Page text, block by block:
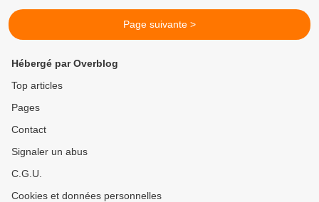
Page suivante >
Hébergé par Overblog
Top articles
Pages
Contact
Signaler un abus
C.G.U.
Cookies et données personnelles